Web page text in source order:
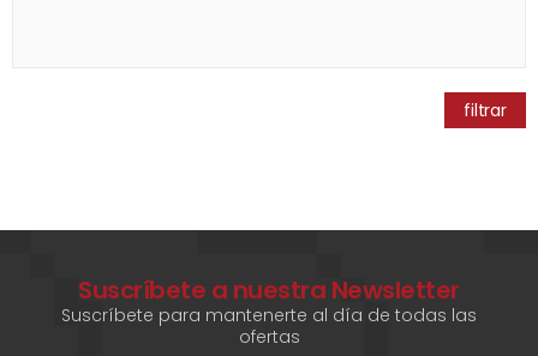
filtrar
Suscríbete a nuestra Newsletter
Suscríbete para mantenerte al día de todas las
ofertas